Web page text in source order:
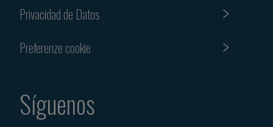
Privacidad de Datos
Preferenze cookie
Síguenos